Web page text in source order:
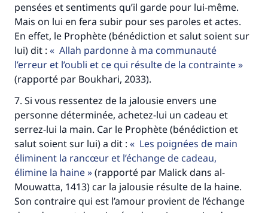
pensées et sentiments qu’il garde pour lui-même.
Mais on lui en fera subir pour ses paroles et actes.
En effet, le Prophète (bénédiction et salut soient sur
lui) dit :
Allah pardonne à ma communauté
l’erreur et l’oubli et ce qui résulte de la contrainte
(rapporté par Boukhari, 2033).
7. Si vous ressentez de la jalousie envers une
personne déterminée, achetez-lui un cadeau et
serrez-lui la main. Car le Prophète (bénédiction et
salut soient sur lui) a dit :
Les poignées de main
éliminent la rancœur et l’échange de cadeau,
élimine la haine
(rapporté par Malick dans al-
Mouwatta, 1413) car la jalousie résulte de la haine.
Son contraire qui est l’amour provient de l’échange